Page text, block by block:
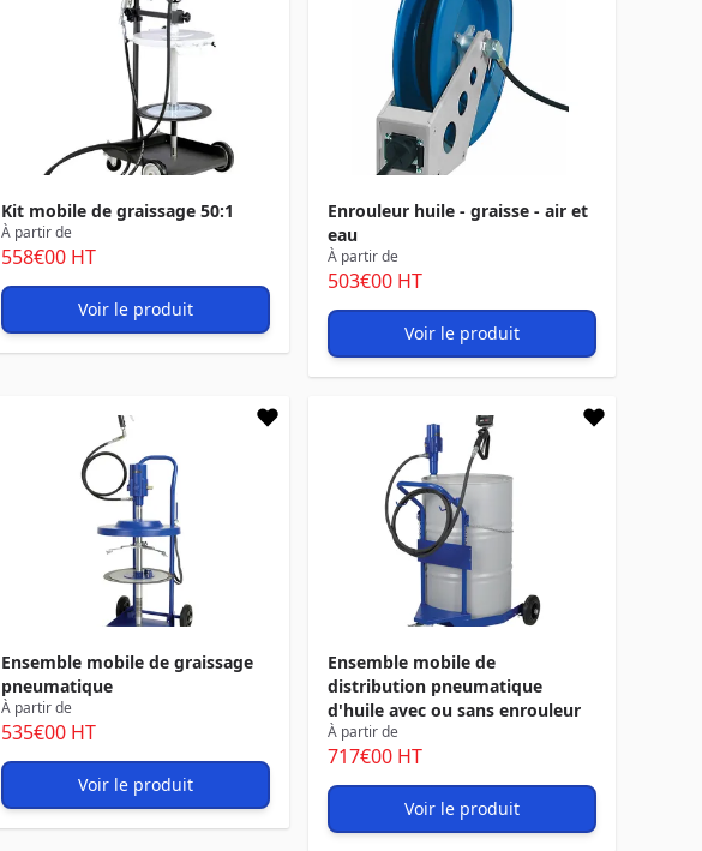
Kit mobile de graissage 50:1
À partir de
558€00 HT
Voir le produit
Enrouleur huile - graisse - air et
eau
À partir de
503€00 HT
Voir le produit
Ensemble mobile de graissage
pneumatique
À partir de
535€00 HT
Voir le produit
Ensemble mobile de
distribution pneumatique
d'huile avec ou sans enrouleur
À partir de
717€00 HT
Voir le produit